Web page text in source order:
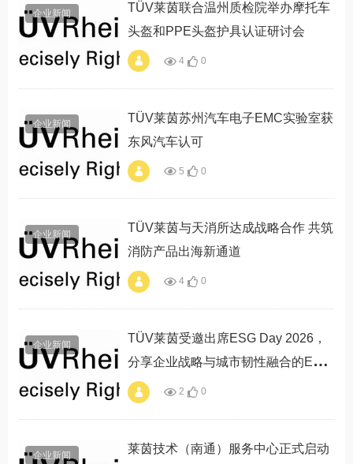
EMC测试技术实践"
企业新闻
州质检院举办摩托车
认证研讨会"
TÜV莱茵联合温州质检院举办摩托车
头盔和PPE头盔护具认证研讨会
4 0
企业新闻
车电子EMC实验室
TÜV莱茵苏州汽车电子EMC实验室获
东风汽车认可
5 0
企业新闻
所达成战略合作 共
道"
TÜV莱茵与天消所达成战略合作 共筑
消防产品出海新通道
4 0
企业新闻
席ESG Day 2026，
韧性融合的ESG实践
路径"
TÜV莱茵受邀出席ESG Day 2026，
分享企业战略与城市韧性融合的ESG
实践路径 2 0
企业新闻
莱茵技术（南通）服务中心正式启动